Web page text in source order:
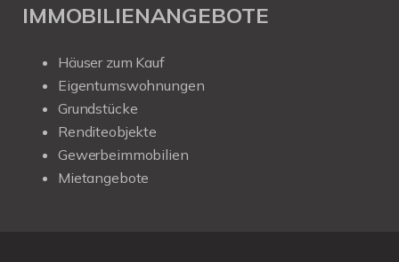
IMMOBILIENANGEBOTE
Häuser zum Kauf
Eigentumswohnungen
Grundstücke
Renditeobjekte
Gewerbeimmobilien
Mietangebote